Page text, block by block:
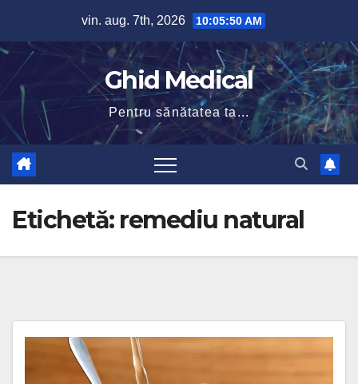
content
vin. aug. 7th, 2026 10:05:50 AM
Ghid Medical
Pentru sănătatea ta...
Etichetă: remediu natural